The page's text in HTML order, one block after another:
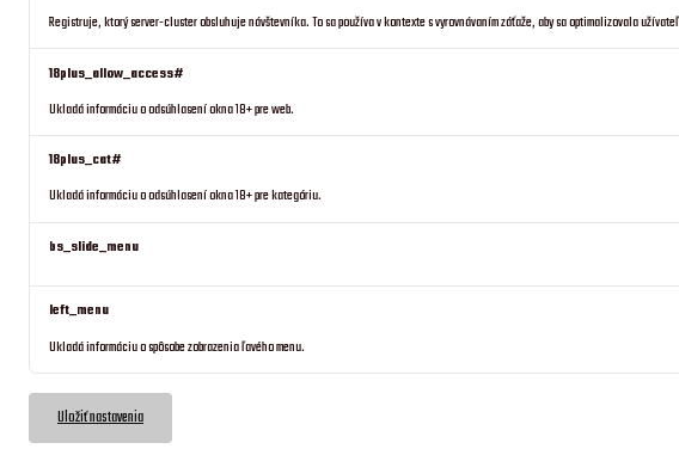
Registruje, ktorý server-cluster obsluhuje návštevníka. To sa používa v kontexte s vyrovnávaním záťaže, aby sa optimalizovala
18plus_allow_access#
Ukladá informáciu o odsúhlasení okna 18+ pre web.
18plus_cat#
Ukladá informáciu o odsúhlasení okna 18+ pre kategóriu.
bs_slide_menu
left_menu
Ukladá informáciu o spôsobe zobrazenia ľavého menu.
Uložiť nastavenia